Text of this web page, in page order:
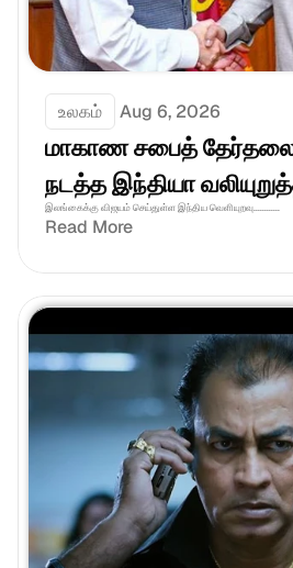
உலகம் Aug 6, 2026
மாகாண சபைத் தேர்தலை
நடத்த இந்தியா
இலங்கைக்கு விஜயம் செய்துள்ள இந்திய வெளியுறவு............
Read More